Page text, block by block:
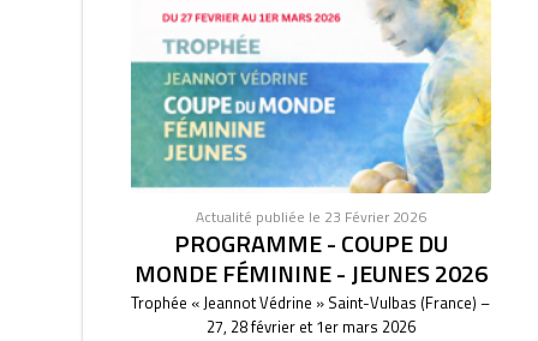
Actualité publiée le 23 Février 2026
PROGRAMME - COUPE DU
MONDE FÉMININE - JEUNES 2026
Trophée « Jeannot Védrine » Saint-Vulbas (France) –
27, 28 février et 1er mars 2026